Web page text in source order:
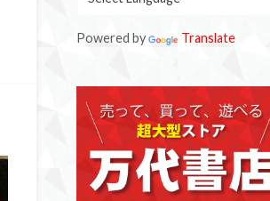
Powered by Translate